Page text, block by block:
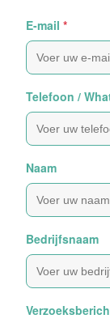
E-mail *
Telefoon /
Naam
Bedrijfsnaam